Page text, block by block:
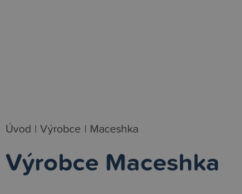
Úvod | Výrobce | Maceshka
Výrobce Maceshka